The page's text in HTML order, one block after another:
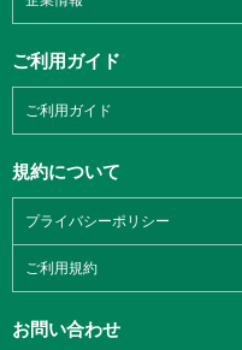
ご利用ガイド
ご利用ガイド
規約について
プライバシーポリシー
ご利用規約
お問い合わせ